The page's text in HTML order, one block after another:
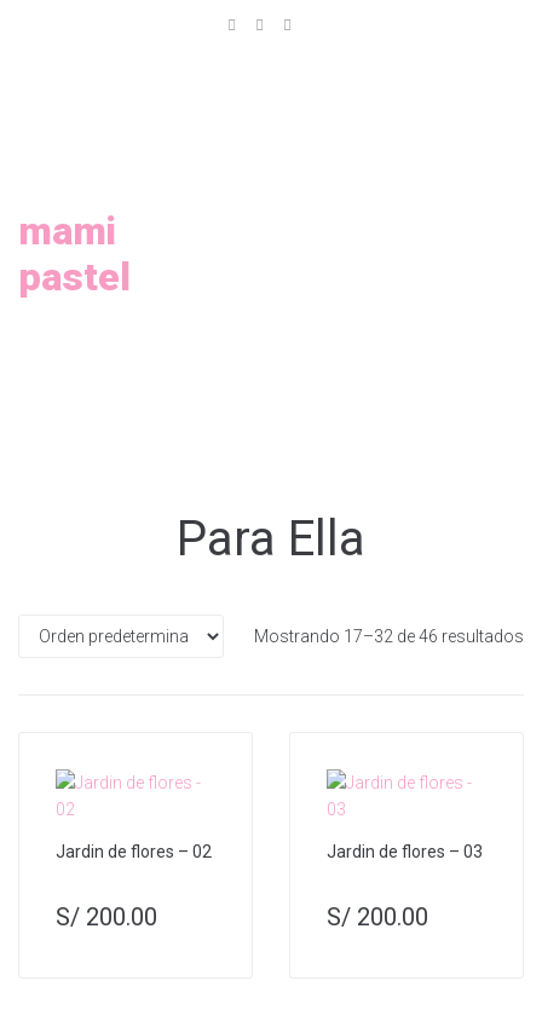
mami
pastel
Para Ella
Mostrando 17–32 de 46 resultados
Jardin de flores – 02
S/ 200.00
Jardin de flores – 03
S/ 200.00